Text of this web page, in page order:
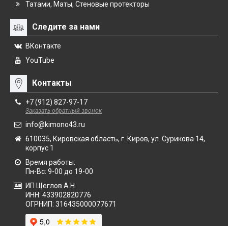
Татами, Маты, Стеновые протекторы
Следите за нами
ВКонтакте
YouTube
Контакты
+7 (912) 827-97-17
Заказать обратный звонок
info@kimono43.ru
610035, Кировская область, г. Киров, ул. Сурикова 14,
корпус 1
Время работы:
Пн-Вс: 9-00 до 19-00
ИП Щеглов А.Н.
ИНН: 433902820776
ОГРНИП: 316435000077671